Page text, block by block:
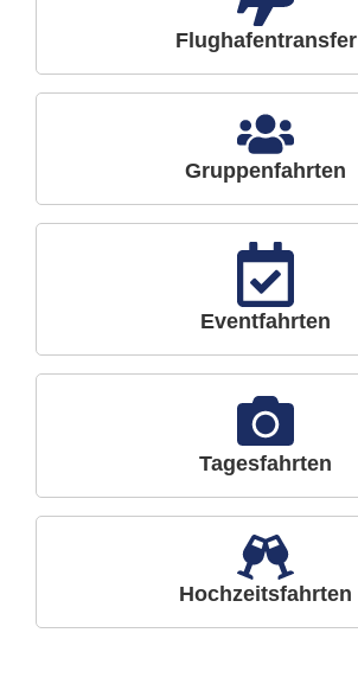
Flughafentransfer
Gruppenfahrten
Eventfahrten
Tagesfahrten
Hochzeitsfahrten